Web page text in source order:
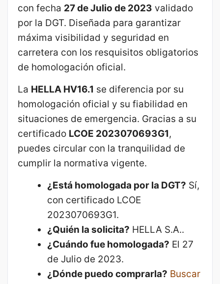
con fecha 27 de Julio de 2023 validado
por la DGT. Diseñada para garantizar
máxima visibilidad y seguridad en
carretera con los resquisitos obligatorios
de homologación oficial.
La HELLA HV16.1 se diferencia por su
homologación oficial y su fiabilidad en
situaciones de emergencia. Gracias a su
certificado LCOE 2023070693G1,
puedes circular con la tranquilidad de
cumplir la normativa vigente.
¿Está homologada por la DGT? Sí,
con certificado LCOE
2023070693G1.
¿Quién la solicita? HELLA S.A..
¿Cuándo fue homologada? El 27
de Julio de 2023.
¿Dónde puedo comprarla? Buscar